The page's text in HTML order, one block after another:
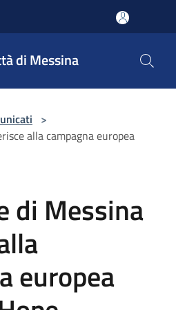
di Messina
>
alla campagna europea
di Messina
europea